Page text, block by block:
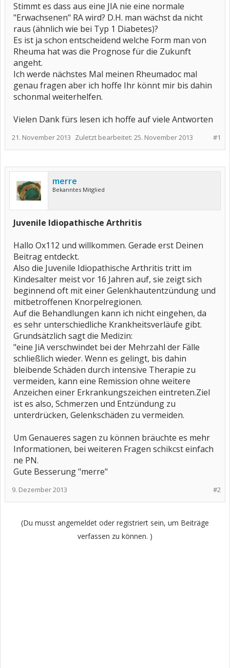
Stimmt es dass aus eine JIA nie eine normale
"Erwachsenen" RA wird? D.H. man wächst da nicht
raus (ähnlich wie bei Typ 1 Diabetes)?
Es ist ja schon entscheidend welche Form man von
Rheuma hat was die Prognose für die Zukunft
angeht.
Ich werde nächstes Mal meinen Rheumadoc mal
genau fragen aber ich hoffe Ihr könnt mir bis dahin
schonmal weiterhelfen.
Vielen Dank fürs lesen ich hoffe auf viele Antworten
#1
21. November 2013 Zuletzt bearbeitet: 25. November 2013
merre
Bekanntes Mitglied
Juvenile Idiopathische Arthritis
Hallo Ox112 und willkommen. Gerade erst Deinen
Beitrag entdeckt.
Also die Juvenile Idiopathische Arthritis tritt im
Kindesalter meist vor 16 Jahren auf, sie zeigt sich
beginnend oft mit einer Gelenkhautentzündung und
mitbetroffenen Knorpelregionen.
Auf die Behandlungen kann ich nicht eingehen, da
es sehr unterschiedliche Krankheitsverläufe gibt.
Grundsätzlich sagt die Medizin:
"eine JiA verschwindet bei der Mehrzahl der Fälle
schließlich wieder. Wenn es gelingt, bis dahin
bleibende Schäden durch intensive Therapie zu
vermeiden, kann eine Remission ohne weitere
Anzeichen einer Erkrankungszeichen eintreten.Ziel
ist es also, Schmerzen und Entzündung zu
unterdrücken, Gelenkschäden zu vermeiden.
Um Genaueres sagen zu können bräuchte es mehr
Informationen, bei weiteren Fragen schikcst einfach
ne PN.
Gute Besserung "merre"
#2
9. Dezember 2013
(Du musst angemeldet oder registriert sein, um Beiträge
verfassen zu können. )